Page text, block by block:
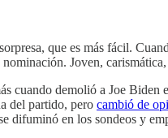
que es más fácil.
nominación. Joven,
cuando demolió a Joe
del partido, pero cambió de
difuminó en los sondeos y